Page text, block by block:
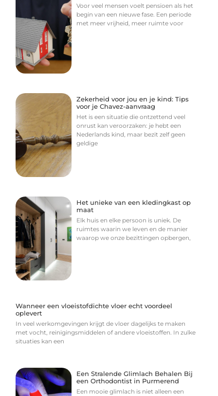
Voor veel mensen voelt pensioen als het
begin van een nieuwe fase. Een periode
met meer vrijheid, meer ruimte voor
Zekerheid voor jou en je kind: Tips
voor je Chavez-aanvraag
Het is een situatie die ontzettend veel
onrust kan veroorzaken: je hebt een
Nederlands kind, maar bezit zelf geen
geldige
Het unieke van een kledingkast op
maat
Elk huis en elke persoon is uniek. De
ruimtes waarin we leven en de manier
waarop we onze bezittingen opbergen,
Wanneer een vloeistofdichte vloer echt voordeel
oplevert
In veel werkomgevingen krijgt de vloer dagelijks te maken
met vocht, reinigingsmiddelen of andere vloeistoffen. In zulke
situaties kan een
Een Stralende Glimlach Behalen Bij
een Orthodontist in Purmerend
Een mooie glimlach is niet alleen een